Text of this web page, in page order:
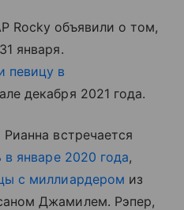
Rocky объявили о том,
января.
певицу в
декабря 2021 года.
встречается
в январе 2020 года,
с миллиардером из
Джамилем. Рэпер,